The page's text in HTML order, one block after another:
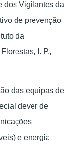
dos Vigilantes da
de prevenção
da
I. P.,
das equipas de
dever de
e energia